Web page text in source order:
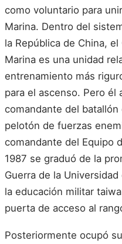
como voluntario para
Marina. Dentro del
la República de China,
Marina es una unidad
entrenamiento más
para el ascenso. Pero él
comandante del
pelotón de fuerzas
comandante del Equipo
1987 se graduó de la
Guerra de la
la educación militar
puerta de acceso al
Posteriormente ocupó